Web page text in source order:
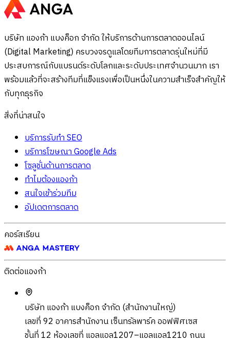
บริษัท แองก้า แบงค็อก จำกัด ให้บริการด้านการตลาดออนไลน์
(Digital Marketing) ครบวงจรดูแลโดยทีมการตลาดรุ่นใหม่ที่มี
ประสบการณ์กับแบรนด์ระดับโลกและระดับประเทศจำนวนมาก เรา
พร้อมแล้วที่จะสร้างทีมที่แข็งแรงเพื่อเป็นหนึ่งในความสำเร็จสำคัญให้
กับทุกธุรกิจ
สิ่งที่น่าสนใจ
บริการรับทำ SEO
บริการโฆษณา Google Ads
โซลูชั่นด้านการตลาด
ทำไมต้องแองก้า
สนใจเข้าร่วมทีม
อัปเดตการตลาด
คอร์สเรียน
ติดต่อแองก้า
บริษัท แองก้า แบงค็อก จำกัด (สำนักงานใหญ่)
เลขที่ 92 อาคารสำนักงาน เซ็นทรัลพาร์ค ออฟฟิศเซส
ชั้นที่ 12 ห้องเลขที่ แอลแอล1207–แอลแอล1210 ถนน